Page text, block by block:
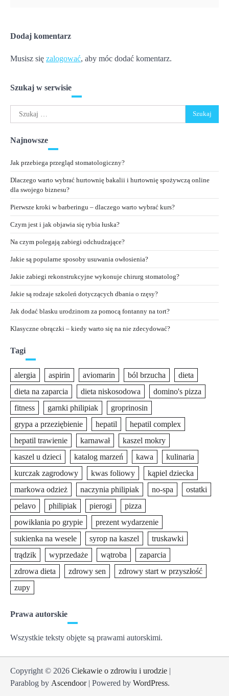
Dodaj komentarz
Musisz się zalogować, aby móc dodać komentarz.
Szukaj w serwisie
Szukaj:
Najnowsze
Jak przebiega przegląd stomatologiczny?
Dlaczego warto wybrać hurtownię bakalii i hurtownię spożywczą online
dla swojego biznesu?
Pierwsze kroki w barberingu – dlaczego warto wybrać kurs?
Czym jest i jak objawia się rybia łuska?
Na czym polegają zabiegi odchudzające?
Jakie są popularne sposoby usuwania owłosienia?
Jakie zabiegi rekonstrukcyjne wykonuje chirurg stomatolog?
Jakie są rodzaje szkoleń dotyczących dbania o rzęsy?
Jak dodać blasku urodzinom za pomocą fontanny na tort?
Klasyczne obrączki – kiedy warto się na nie zdecydować?
Tagi
alergia aspirin aviomarin ból brzucha
dieta
dieta na zaparcia
dieta niskosodowa
domino's pizza
fitness
garnki philipiak
groprinosin
grypa a przeziębienie
hepatil
hepatil complex
hepatil trawienie
karnawał
kaszel mokry
kaszel u dzieci
katalog marzeń kawa
kulinaria
kurczak zagrodowy
kwas foliowy
kąpiel dziecka
markowa odzież
naczynia philipiak no-spa
ostatki
pelavo
philipiak pierogi
pizza
powikłania po grypie
prezent wydarzenie
sukienka na wesele
syrop na kaszel
truskawki
trądzik
wyprzedaże wątroba
zaparcia
zdrowa dieta
zdrowy sen
zdrowy start w przyszłość
zupy
Prawa autorskie
Wszystkie teksty objęte są prawami autorskimi.
Copyright © 2026 Ciekawie o zdrowiu i urodzie |
Parablog by Ascendoor| Powered by WordPress.